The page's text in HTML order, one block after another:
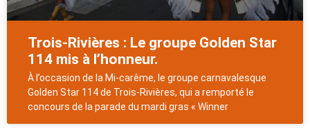
Trois-Rivières : Le groupe Golden Star
114 mis à l’honneur.
À l’occasion de la Mi-carême, le groupe carnavalesque
Golden Star 114 de Trois-Rivières, qui a remporté le
concours de la parade du mardi gras « Winner